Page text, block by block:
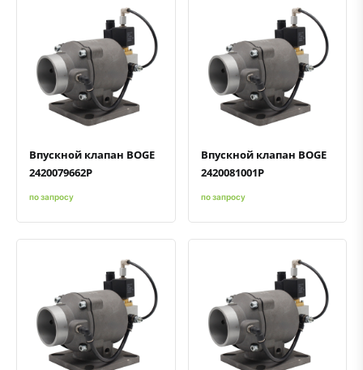
Быстрый просмотрДобавить к сравнению
Добавить в избранное
Впускной клапан BOGE
2420079662P
по запросу
Быстрый просмотрДобавить к сравнению
Добавить в избранное
Впускной клапан BOGE
2420081001P
по запросу
Быстрый просмотрДобавить к сравнению
Добавить в избранное Быстрый просмотрДобавить к сравнению
Добавить в избранное